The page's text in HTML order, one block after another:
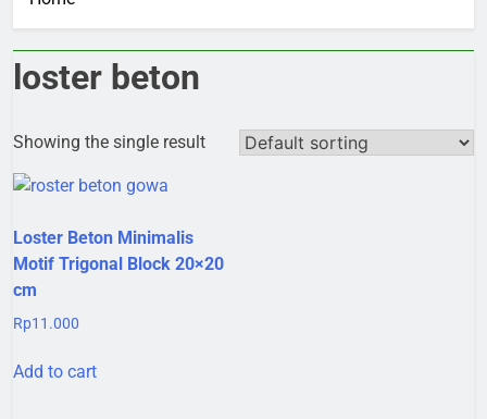
loster beton
Showing the single result
Loster Beton Minimalis
Motif Trigonal Block 20×20
cm
Rp11.000
Add to cart